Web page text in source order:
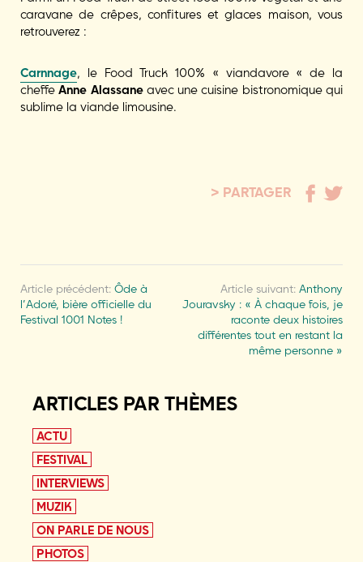
caravane de crêpes, confitures et glaces maison, vous
retrouverez :
Carnnage, le Food Truck 100% « viandavore « de la
cheffeAnne Alassaneavec une cuisine bistronomique qui
sublime la viande limousine.
PARTAGER
Article précédent: Ôde à
l’Adoré, bière officielle du
Festival 1001 Notes !
Article suivant: Anthony
Jouravsky : « À chaque fois, je
raconte deux histoires
différentes tout en restant la
même personne »
ARTICLES PAR THÈMES
ACTU
FESTIVAL
INTERVIEWS
MUZIK
ON PARLE DE NOUS
PHOTOS